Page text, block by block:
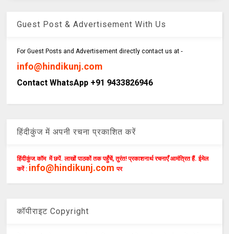
Guest Post & Advertisement With Us
For Guest Posts and Advertisement directly contact us at -
info@hindikunj.com
Contact WhatsApp +91 9433826946
हिंदीकुंज में अपनी रचना प्रकाशित करें
हिंदीकुंज.कॉम में छपें. लाखों पाठकों तक पहुँचें, तुरंत! प्रकाशनार्थ रचनाएँ आमंत्रित हैं. ईमेल
करें : info@hindikunj.com पर
कॉपीराइट Copyright